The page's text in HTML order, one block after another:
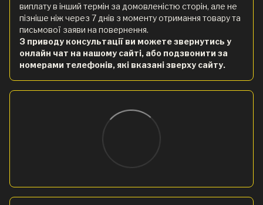
виплату в інший термін за домовленістю сторін, але не
пізніше ніж через 7 днів з моменту отримання товару та
письмової заяви на повернення.
З приводу консультації ви можете звернутись у
онлайн чат на нашому сайті, або подзвонити за
номерами телефонів, які вказані зверху сайту.